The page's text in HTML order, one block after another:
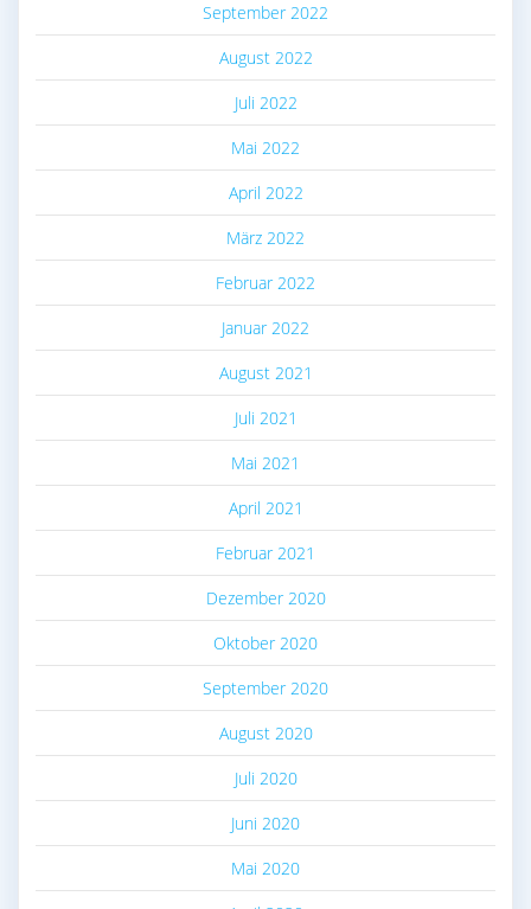
September 2022
August 2022
Juli 2022
Mai 2022
April 2022
März 2022
Februar 2022
Januar 2022
August 2021
Juli 2021
Mai 2021
April 2021
Februar 2021
Dezember 2020
Oktober 2020
September 2020
August 2020
Juli 2020
Juni 2020
Mai 2020